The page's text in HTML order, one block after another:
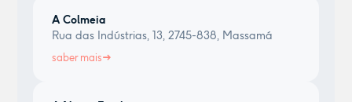
A Colmeia
Rua das Indústrias, 13, 2745-838, Massamá
saber mais